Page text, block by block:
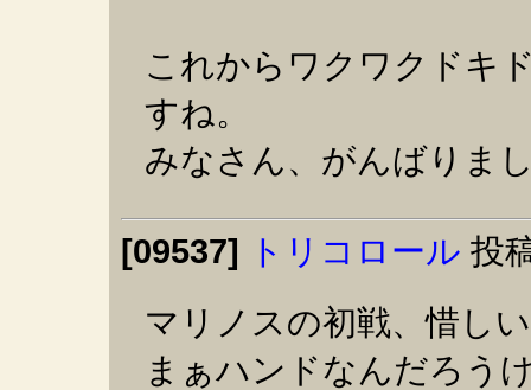
これからワクワクドキ
すね。
みなさん、がんばりま
[09537] トリコロール 投
マリノスの初戦、惜し
まぁハンドなんだろう